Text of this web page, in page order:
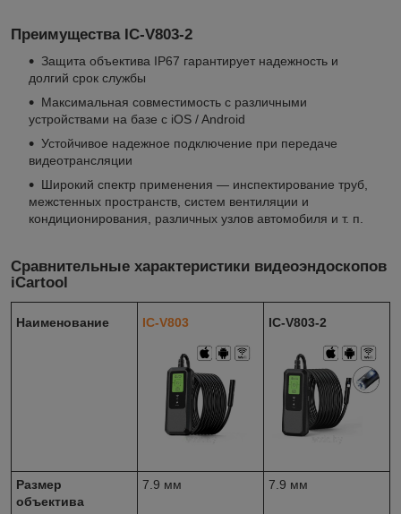
Преимущества IC-V803-2
Защита объектива IP67 гарантирует надежность и
долгий срок службы
Максимальная совместимость с различными
устройствами на базе с iOS / Android
Устойчивое надежное подключение при передаче
видеотрансляции
Широкий спектр применения — инспектирование труб,
межстенных пространств, систем вентиляции и
кондиционирования, различных узлов автомобиля и т. п.
Сравнительные характеристики видеоэндоскопов
iCartool
Наименование IC-V803 IC-V803-2
Размер
объектива
7.9 мм 7.9 мм